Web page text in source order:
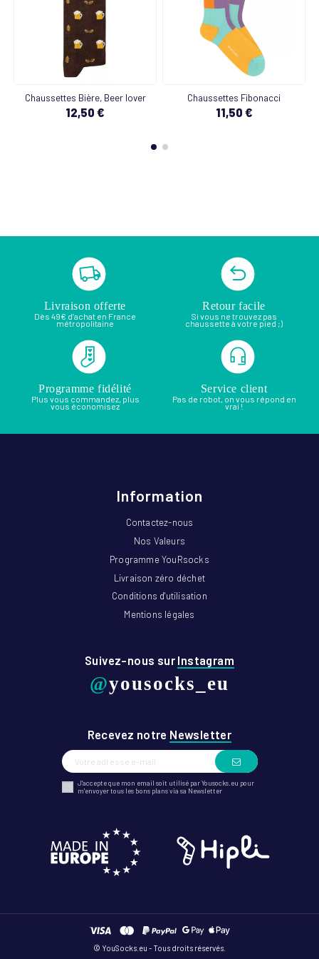
Chaussettes Bière, Beer lover
12,50 €
Chaussettes Fibonacci
11,50 €
Livraison offerte
Dès 49€ d’achat en France
métropolitaine
Retour facile
Si vous ne trouvez pas
chaussette à votre pied ;)
Programme fidélité
Plus vous commandez, plus
vous économisez
Service client
Pas de robot, on vous répond en
vrai !
Information
Contactez-nous
Nos Valeurs
Programme YouRsocks
Livraison zéro déchet
Conditions d'utilisation
Mentions légales
Suivez-nous sur Instagram
@yousocks_eu
Recevez notre Newsletter
J'accepte que mon email soit utilisé par Yousocks.eu pour
m'envoyer tous les bons plans via sa Newsletter
© YouSocks.eu - Tous droits réservés.